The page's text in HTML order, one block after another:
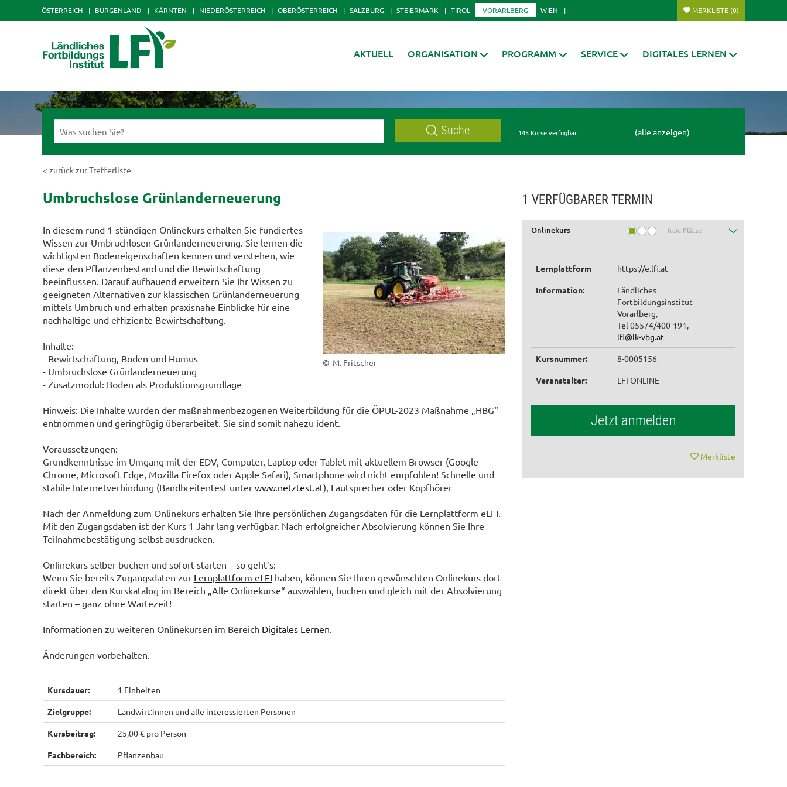
ÖSTERREICH BURGENLAND KÄRNTEN NIEDERÖSTERREICH OBERÖSTERREICH SALZBURG STEIERMARK TIROL VORARLBERG WIEN MERKLISTE (0)
AKTUELL ORGANISATION PROGRAMM SERVICE DIGITALES LERNEN
Suche 145 Kurse verfügbar (alle anzeigen)
< zurück zur Trefferliste
Umbruchslose Grünlanderneuerung
© M. Fritscher
In diesem rund 1-stündigen Onlinekurs erhalten Sie fundiertes
Wissen zur Umbruchlosen Grünlanderneuerung. Sie lernen die
wichtigsten Bodeneigenschaften kennen und verstehen, wie
diese den Pflanzenbestand und die Bewirtschaftung
beeinflussen. Darauf aufbauend erweitern Sie Ihr Wissen zu
geeigneten Alternativen zur klassischen Grünlanderneuerung
mittels Umbruch und erhalten praxisnahe Einblicke für eine
nachhaltige und effiziente Bewirtschaftung.
Inhalte:
- Bewirtschaftung, Boden und Humus
- Umbruchslose Grünlanderneuerung
- Zusatzmodul: Boden als Produktionsgrundlage
Hinweis: Die Inhalte wurden der maßnahmenbezogenen Weiterbildung für die ÖPUL-2023 Maßnahme „HBG“
entnommen und geringfügig überarbeitet. Sie sind somit nahezu ident.
Voraussetzungen:
Grundkenntnisse im Umgang mit der EDV, Computer, Laptop oder Tablet mit aktuellem Browser (Google
Chrome, Microsoft Edge, Mozilla Firefox oder Apple Safari), Smartphone wird nicht empfohlen! Schnelle und
stabile Internetverbindung (Bandbreitentest unter www.netztest.at), Lautsprecher oder Kopfhörer
Nach der Anmeldung zum Onlinekurs erhalten Sie Ihre persönlichen Zugangsdaten für die Lernplattform eLFI.
Mit den Zugangsdaten ist der Kurs 1 Jahr lang verfügbar. Nach erfolgreicher Absolvierung können Sie Ihre
Teilnahmebestätigung selbst ausdrucken.
Onlinekurs selber buchen und sofort starten – so geht’s:
Wenn Sie bereits Zugangsdaten zur Lernplattform eLFI haben, können Sie Ihren gewünschten Onlinekurs dort
direkt über den Kurskatalog im Bereich „Alle Onlinekurse“ auswählen, buchen und gleich mit der Absolvierung
starten – ganz ohne Wartezeit!
Informationen zu weiteren Onlinekursen im Bereich Digitales Lernen.
Änderungen vorbehalten.
Kursdauer: 1 Einheiten
Zielgruppe: Landwirt:innen und alle interessierten Personen
Kursbeitrag: 25,00 € pro Person
Fachbereich: Pflanzenbau
1 VERFÜGBARER TERMIN
Onlinekurs freie Plätze
Lernplattform https://e.lfi.at
Information:
Ländliches
Fortbildungsinstitut
Vorarlberg,
Tel 05574/400-191,
lfi@lk-vbg.at
Kursnummer: 8-0005156
Veranstalter: LFI ONLINE
Jetzt anmelden
Merkliste